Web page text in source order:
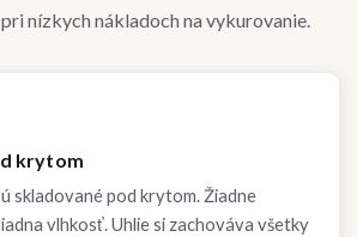
nízkych nákladoch na vykurovanie.
krytom
skladované pod krytom. Žiadne
vlhkosť. Uhlie si zachováva všetky